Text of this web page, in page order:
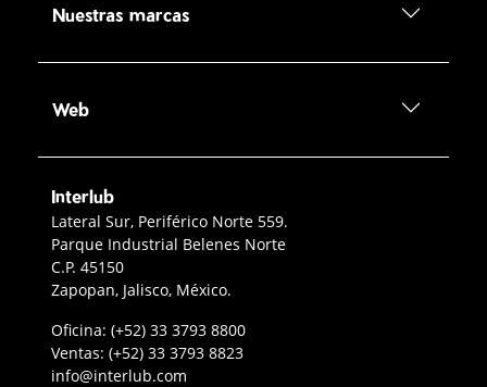
Nuestras marcas
Web
Interlub
Contacto Interlub
Lateral Sur, Periférico Norte 559.
Parque Industrial Belenes Norte
C.P. 45150
Zapopan, Jalisco, México.
Oficina: Teléfono oficina Guadalajara
(+52) 33 3793 8800
Ventas: Teléfono ventas
(+52) 33 3793 8823
Enviar correo a Interlub
info@interlub.com